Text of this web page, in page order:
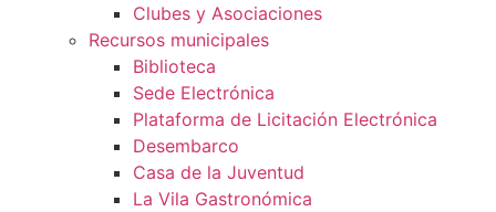
Clubes y Asociaciones
Recursos municipales
Biblioteca
Sede Electrónica
Plataforma de Licitación Electrónica
Desembarco
Casa de la Juventud
La Vila Gastronómica